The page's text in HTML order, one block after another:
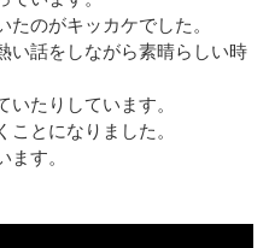
のがキッカケでした。
い話をしながら素晴らしい時
たりしています。
とになりました。
す。